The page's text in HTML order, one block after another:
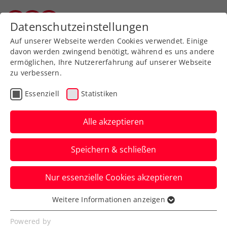
Zurück zur Newsübersicht
Turniere
Jetzt anmelden für die
ÖTV-Jugend-
Hallenmeisterschaften
2025!
Am Freitag, 28. Februar, um 20:00 Uhr ist
schon Nennschluss für die Altersklassen
U12 und U16.
Datenschutzeinstellungen
Auf unserer Webseite werden Cookies verwendet. Einige
davon werden zwingend benötigt, während es uns andere
ermöglichen, Ihre Nutzererfahrung auf unserer Webseite
zu verbessern.
Essenziell Statistiken
Alle akzeptieren
Speichern & schließen
Nur essenzielle Cookies akzeptieren
Essenziell
Essenzielle Cookies werden für grundlegende
Weitere Informationen anzeigen
Powered by